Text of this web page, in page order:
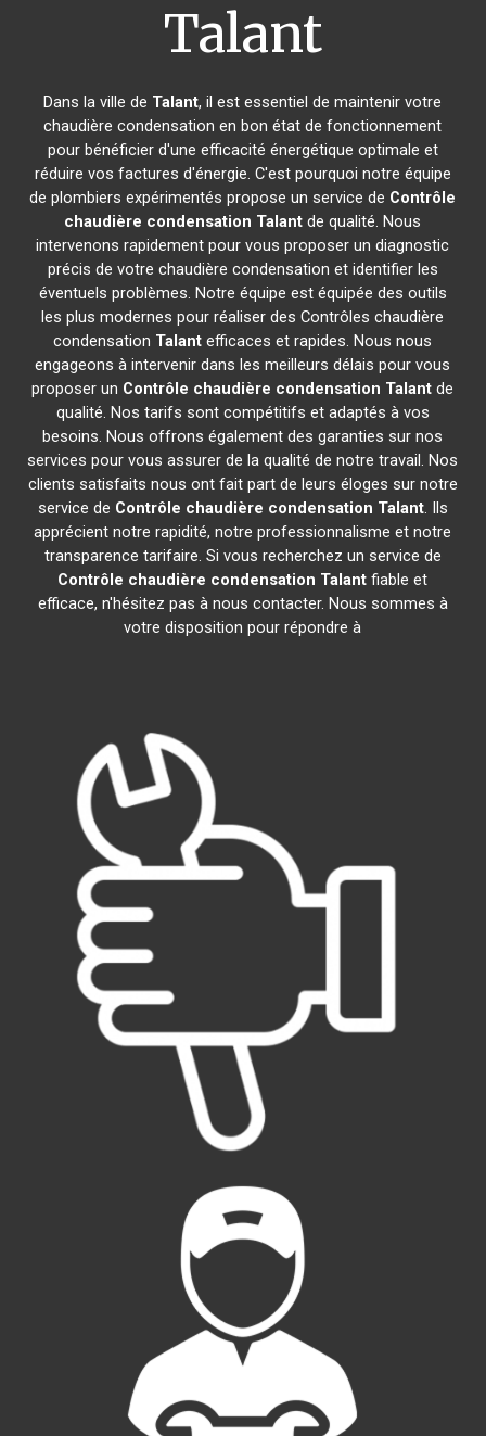
Talant
Dans la ville de Talant, il est essentiel de maintenir votre
chaudière condensation en bon état de fonctionnement
pour bénéficier d'une efficacité énergétique optimale et
réduire vos factures d'énergie. C'est pourquoi notre équipe
de plombiers expérimentés propose un service de Contrôle
chaudière condensation Talant de qualité. Nous
intervenons rapidement pour vous proposer un diagnostic
précis de votre chaudière condensation et identifier les
éventuels problèmes. Notre équipe est équipée des outils
les plus modernes pour réaliser des Contrôles chaudière
condensation Talant efficaces et rapides. Nous nous
engageons à intervenir dans les meilleurs délais pour vous
proposer un Contrôle chaudière condensation Talant de
qualité. Nos tarifs sont compétitifs et adaptés à vos
besoins. Nous offrons également des garanties sur nos
services pour vous assurer de la qualité de notre travail. Nos
clients satisfaits nous ont fait part de leurs éloges sur notre
service de Contrôle chaudière condensation Talant. Ils
apprécient notre rapidité, notre professionnalisme et notre
transparence tarifaire. Si vous recherchez un service de
Contrôle chaudière condensation Talant fiable et
efficace, n'hésitez pas à nous contacter. Nous sommes à
votre disposition pour répondre à